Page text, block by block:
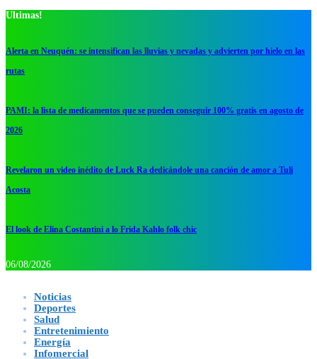
Ultimas!
Alerta en Neuquén: se intensifican las lluvias y nevadas y advierten por hielo en las
rutas
PAMI: la lista de medicamentos que se pueden conseguir 100% gratis en agosto de
2026
Revelaron un video inédito de Luck Ra dedicándole una canción de amor a Tuli
Acosta
El look de Elina Costantini a lo Frida Kahlo folk chic
06/08/2026
Noticias
Deportes
Salud
Entretenimiento
Energía
Infomercial